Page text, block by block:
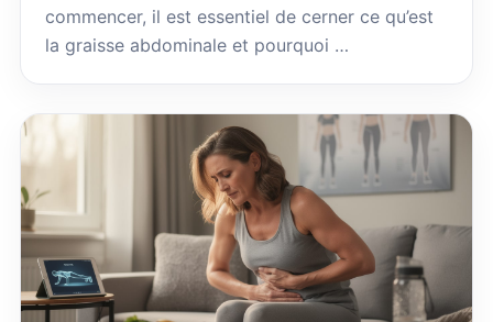
commencer, il est essentiel de cerner ce qu’est
la graisse abdominale et pourquoi …